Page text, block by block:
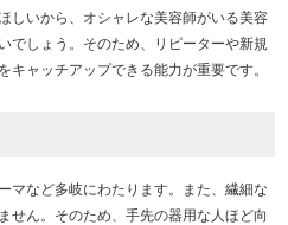
しいから、オシャレな美容師がいる美容
でしょう。そのため、リピーターや新規
ャッチアップできる能力が重要です。
マなど多岐にわたります。また、繊細な
せん。そのため、手先の器用な人ほど向